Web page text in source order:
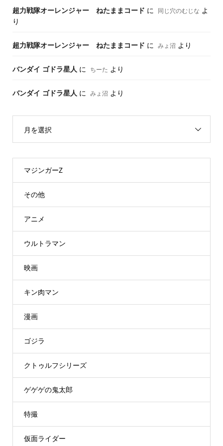
超力戦隊オーレンジャー ねたままコード に 同じ穴のむじな よ
り
超力戦隊オーレンジャー ねたままコード に みょ沼 より
バンダイ ゴドラ星人 に ちーた より
バンダイ ゴドラ星人 に みょ沼 より
月を選択
マジンガーZ
その他
アニメ
ウルトラマン
映画
キン肉マン
漫画
ゴジラ
クトゥルフシリーズ
ゲゲゲの鬼太郎
特撮
仮面ライダー